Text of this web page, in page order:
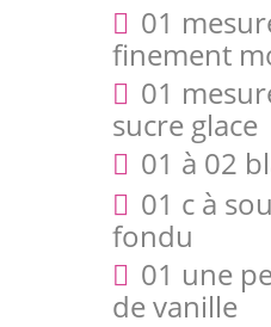
01
finement
01
sucre glace
01 à 02
01 c à
fondu
01 une
de vanille